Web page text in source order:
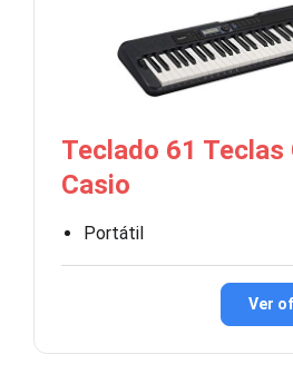
Teclado 61
Casio
Portátil
Ver